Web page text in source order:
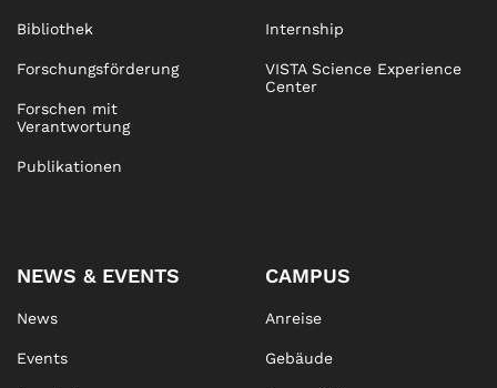
Bibliothek
Forschungsförderung
Forschen mit
Verantwortung
Publikationen
Internship
VISTA Science Experience
Center
NEWS & EVENTS
News
Events
CAMPUS
Anreise
Gebäude